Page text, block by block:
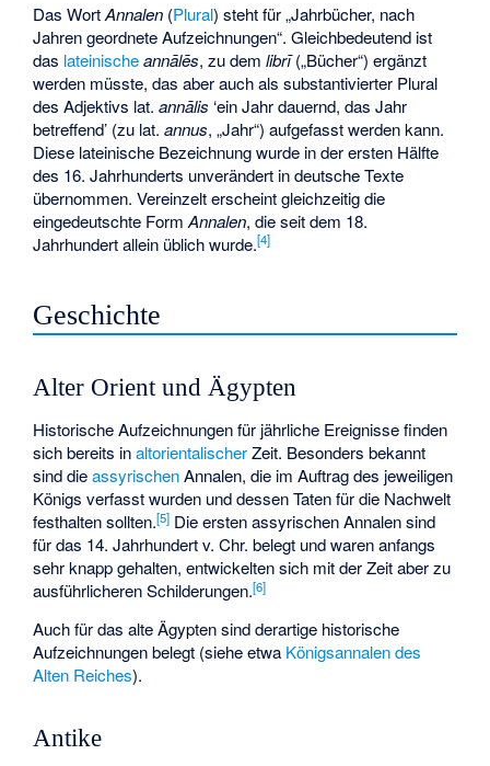
Das WortAnnalen (Plural) steht für „Jahrbücher, nach
Jahren geordnete Aufzeichnungen“. Gleichbedeutend ist
das lateinische annālēs, zu demlibrī(„Bücher“) ergänzt
werden müsste, das aber auch als substantivierter Plural
des Adjektivs lat.annālis ‘ein Jahr dauernd, das Jahr
betreffend’ (zu lat.annus, „Jahr“) aufgefasst werden kann.
Diese lateinische Bezeichnung wurde in der ersten Hälfte
des 16. Jahrhunderts unverändert in deutsche Texte
übernommen. Vereinzelt erscheint gleichzeitig die
eingedeutschte FormAnnalen, die seit dem 18.
Jahrhundert allein üblich wurde.[4]
Geschichte
Alter Orient und Ägypten
Historische Aufzeichnungen für jährliche Ereignisse finden
sich bereits inaltorientalischerZeit. Besonders bekannt
sind dieassyrischenAnnalen, die im Auftrag des jeweiligen
Königs verfasst wurden und dessen Taten für die Nachwelt
festhalten sollten.[5] Die ersten assyrischen Annalen sind
für das 14. Jahrhundert v. Chr. belegt und waren anfangs
sehr knapp gehalten, entwickelten sich mit der Zeit aber zu
ausführlicheren Schilderungen.[6]
Auch für das alte Ägypten sind derartige historische
Aufzeichnungen belegt (siehe etwa Königsannalen des
Alten Reiches).
Antike